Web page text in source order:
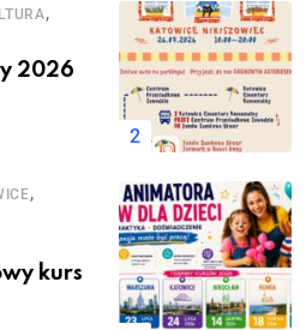
,
2026
,
kurs